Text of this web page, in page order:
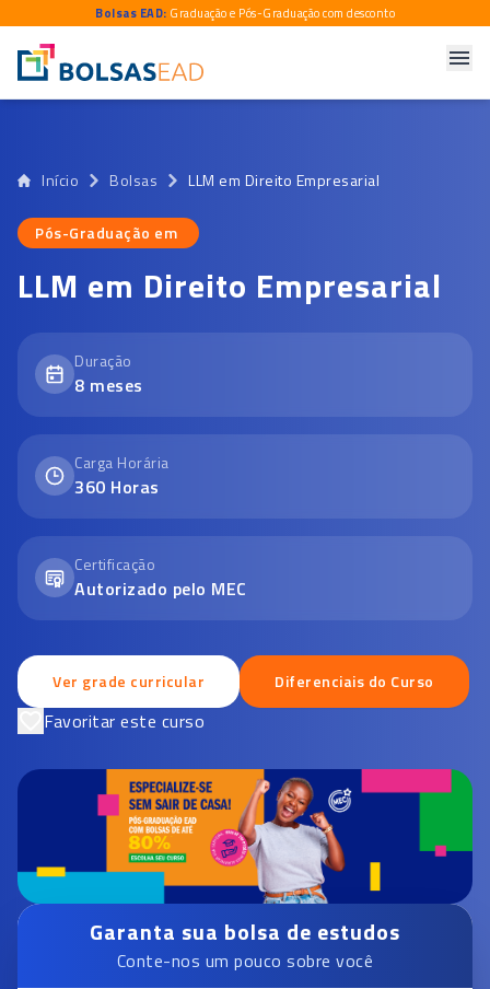
Bolsas EAD: Graduação e Pós-Graduação com desconto
Início Bolsas LLM em Direito Empresarial
Pós-Graduação em
Pós-Graduação em
LLM em Direito Empresarial
Duração
8 meses
Carga Horária
360 Horas
Certificação
Autorizado pelo MEC
Ver grade curricular Diferenciais do Curso
Favoritar este curso
Garanta sua bolsa de estudos
Conte-nos um pouco sobre você